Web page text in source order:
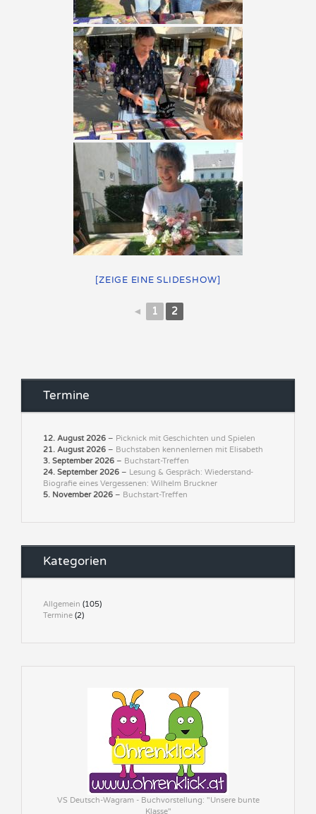
[ZEIGE EINE SLIDESHOW]
◄ 1 2
Termine
12. August 2026 – Picknick mit Geschichten und Spielen
21. August 2026 – Buchstaben kennenlernen mit Elisabeth
3. September 2026 – Buchstart-Treffen
24. September 2026 – Lesung & Gespräch: Wiederstand-
Biografie eines Vergessenen: Wilhelm Bruckner
5. November 2026 – Buchstart-Treffen
Kategorien
Allgemein (105)
Termine (2)
VS Deutsch-Wagram - Buchvorstellung: "Unsere bunte
Klasse"